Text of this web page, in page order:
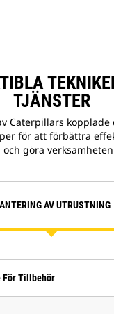
TJÄNSTER
Caterpillars kopplade
för att förbättra
göra
AV UTRUSTNING
För Tillbehör